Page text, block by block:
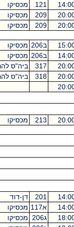
מכסיקו
2
מכסיקו
6
מכסיקו 6
מכסיקו
3
מכסיקו
3
ביה"ס להנדסאים
ביה"ס להנדסאים
מכסיקו 2
דן-דוד
4
מכסיקו
4
מכסיקו
4